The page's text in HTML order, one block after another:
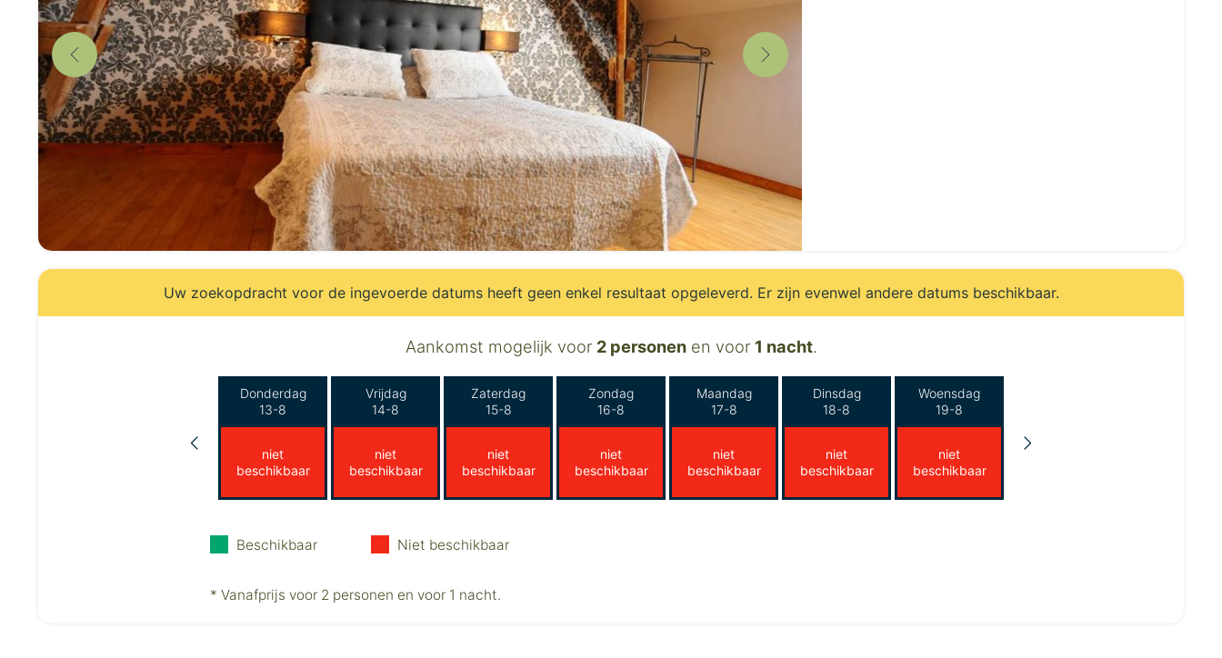
Uw zoekopdracht voor de ingevoerde datums heeft geen enkel resultaat opgeleverd. Er zijn evenwel andere datums beschikbaar.
Aankomst mogelijk voor 2 personenen voor 1 nacht.
Donderdag
13-8
niet
beschikbaar
Vrijdag
14-8
niet
beschikbaar
Zaterdag
15-8
niet
beschikbaar
Zondag
16-8
niet
beschikbaar
Maandag
17-8
niet
beschikbaar
Dinsdag
18-8
niet
beschikbaar
Woensdag
19-8
niet
beschikbaar
Beschikbaar Niet beschikbaar
* Vanafprijs voor 2 personen en voor 1 nacht.